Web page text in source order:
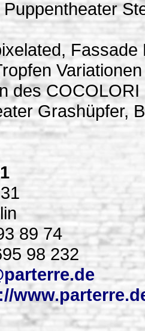
Fassade
des
Grashüpfer,
89 74
98 232